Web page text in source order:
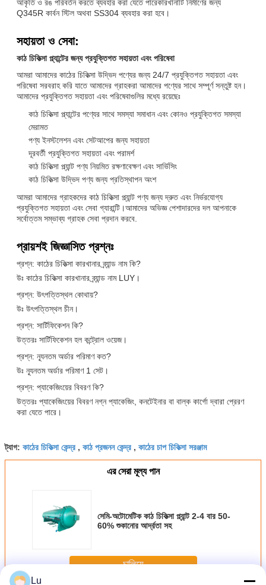
আকৃতি ও রঙ পরিবর্তন করতে ব্যবহার করা যেতে পারেকারখানাটি নির্মাণের জন্য
Q345R কার্বন স্টিল অথবা SS304 ব্যবহার করা হবে।
সহায়তা ও সেবা:
কাঠ চিকিত্সা প্ল্যান্টের জন্য প্রযুক্তিগত সহায়তা এবং পরিষেবা
আমরা আমাদের কাঠের চিকিত্সা উদ্ভিদ পণ্যের জন্য 24/7 প্রযুক্তিগত সহায়তা এবং
পরিষেবা সরবরাহ করি যাতে আমাদের গ্রাহকরা আমাদের পণ্যের সাথে সম্পূর্ণ সন্তুষ্ট হন।
আমাদের প্রযুক্তিগত সহায়তা এবং পরিষেবাগুলির মধ্যে রয়েছেঃ
কাঠ চিকিত্সা প্ল্যান্টের পণ্যের সাথে সমস্যা সমাধান এবং কোনও প্রযুক্তিগত সমস্যা
মেরামত
পণ্য ইনস্টলেশন এবং সেটআপের জন্য সহায়তা
দূরবর্তী প্রযুক্তিগত সহায়তা এবং পরামর্শ
কাঠ চিকিত্সা প্ল্যান্ট পণ্য নিয়মিত রক্ষণাবেক্ষণ এবং সার্ভিসিং
কাঠ চিকিত্সা উদ্ভিদ পণ্য জন্য প্রতিস্থাপন অংশ
আমরা আমাদের গ্রাহকদের কাঠ চিকিত্সা প্ল্যান্ট পণ্য জন্য দ্রুত এবং নির্ভরযোগ্য
প্রযুক্তিগত সহায়তা এবং সেবা গ্যারান্টি।আমাদের অভিজ্ঞ পেশাদারদের দল আপনাকে
সর্বোত্তম সম্ভাব্য গ্রাহক সেবা প্রদান করবে.
প্রায়শই জিজ্ঞাসিত প্রশ্নঃ
প্রশ্ন: কাঠের চিকিত্সা কারখানার ব্র্যান্ড নাম কি?
উঃ কাঠের চিকিত্সা কারখানার ব্র্যান্ড নাম LUY।
প্রশ্ন: উৎপত্তিস্থল কোথায়?
উঃ উৎপত্তিস্থল চীন।
প্রশ্ন: সার্টিফিকেশন কি?
উত্তরঃ সার্টিফিকেশন হল কন্ট্রোল ওয়েজ।
প্রশ্ন: ন্যূনতম অর্ডার পরিমাণ কত?
উঃ ন্যূনতম অর্ডার পরিমাণ 1 সেট।
প্রশ্ন: প্যাকেজিংয়ের বিবরণ কি?
উত্তরঃ প্যাকেজিংয়ের বিবরণ নগ্ন প্যাকেজিং, কনটেইনার বা বাল্ক কার্গো দ্বারা প্রেরণ
করা যেতে পারে।
ট্যাগ: কাঠের চিকিত্সা কেন্দ্র , কাঠ প্রজনন কেন্দ্র , কাঠের চাপ চিকিত্সা সরঞ্জাম
এর সেরা মূল্য পান
সেমি-অটোমেটিক কাঠ চিকিত্সা প্ল্যান্ট 2-4 বার 50-
60% শুকানোর আর্দ্রতা সহ
চালিয়ে
Lu